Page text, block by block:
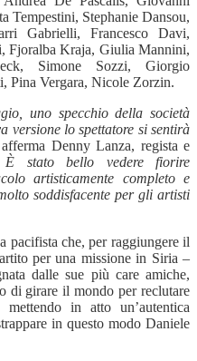
Tempestini, Stephanie Dansou,
Gabrielli, Francesco Davi,
Fjoralba Kraja, Giulia Mannini,
Simone Sozzi, Giorgio
Pina Vergara, Nicole Zorzin.
uno specchio della società
versione lo spettatore si sentirà
Denny Lanza, regista e
È stato bello vedere fiorire
artisticamente completo e
soddisfacente per gli artisti
pacifista che, per raggiungere il
per una missione in Siria –
dalle sue più care amiche,
di girare il mondo per reclutare
in atto un’autentica
in questo modo Daniele